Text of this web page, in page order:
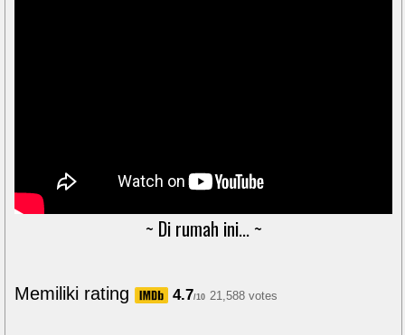
~ Di rumah ini... ~
Memiliki rating 4.7/10 21,588 votes